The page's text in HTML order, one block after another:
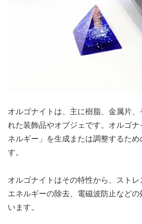
オルゴナイトは、主に樹脂、金属片
れた装飾品やオブジェです。オルゴ
ネルギー」を生成または調整するため
す。
オルゴナイトはその特性から、スト
エネルギーの除去、電磁波防止など
います。